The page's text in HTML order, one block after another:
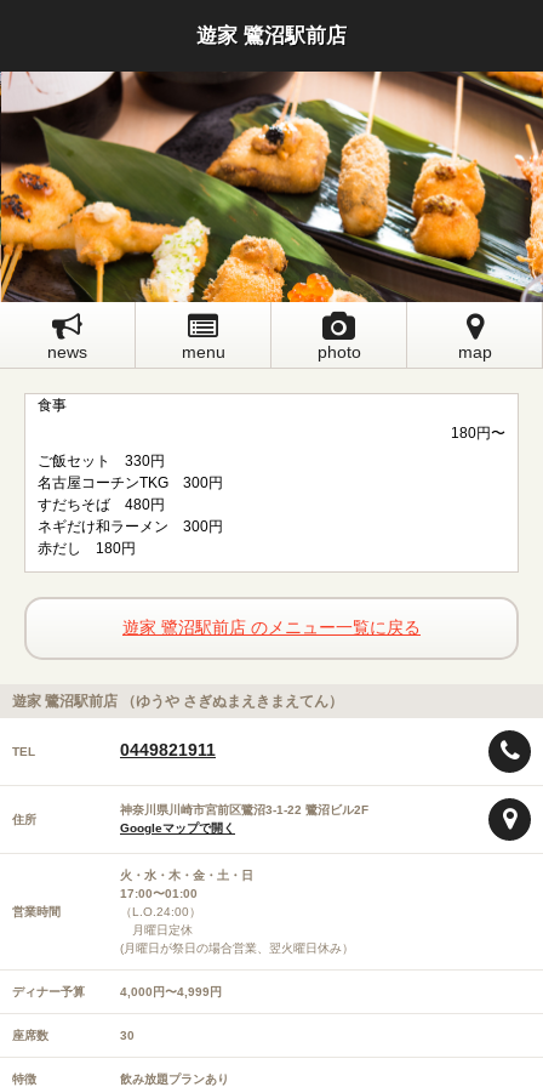
遊家 鷺沼駅前店
news menu photo map
食事
180円〜
ご飯セット 330円
名古屋コーチンTKG 300円
すだちそば 480円
ネギだけ和ラーメン 300円
赤だし 180円
遊家 鷺沼駅前店 のメニュー一覧に戻る
遊家 鷺沼駅前店 （ゆうや さぎぬまえきまえてん）
TEL 0449821911
住所
神奈川県川崎市宮前区鷺沼3-1-22 鷺沼ビル2F
Googleマップで開く
営業時間
火・水・木・金・土・日
17:00〜01:00
（L.O.24:00）
月曜日定休
(月曜日が祭日の場合営業、翌火曜日休み）
ディナー予算 4,000円〜4,999円
座席数 30
特徴 飲み放題プランあり